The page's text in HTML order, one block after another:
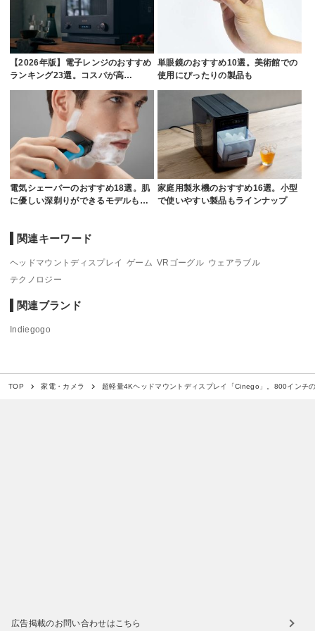
【2026年版】電子レンジのおすすめ
ランキング23選。コスパが高…
単眼鏡のおすすめ10選。美術館での
使用にぴったりの製品も
電気シェーバーのおすすめ18選。肌
に優しい深剃りができるモデルも…
家庭用製氷機のおすすめ16選。小型
で使いやすい製品もラインナップ
関連キーワード
ヘッドマウントディスプレイ ゲーム VRゴーグル ウェアラブル
テクノロジー
関連ブランド
Indiegogo
TOP 家電・カメラ 超軽量4Kヘッドマウントディスプレイ「Cinego」。800インチ
広告掲載のお問い合わせはこちら